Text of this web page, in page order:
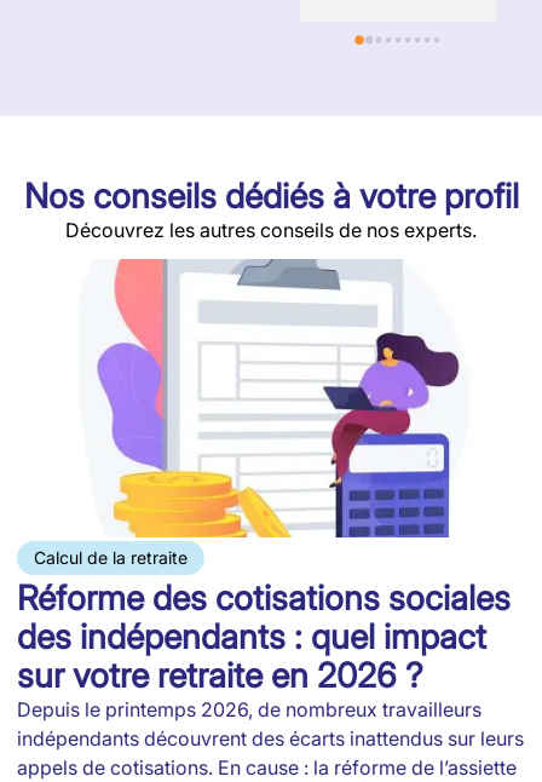
Nos conseils dédiés à votre profil
Découvrez les autres conseils de nos experts.
Calcul de la retraite
Réforme des cotisations sociales
des indépendants : quel impact
sur votre retraite en 2026 ?
Depuis le printemps 2026, de nombreux travailleurs
indépendants découvrent des écarts inattendus sur leurs
appels de cotisations. En cause : la réforme de l’assiette